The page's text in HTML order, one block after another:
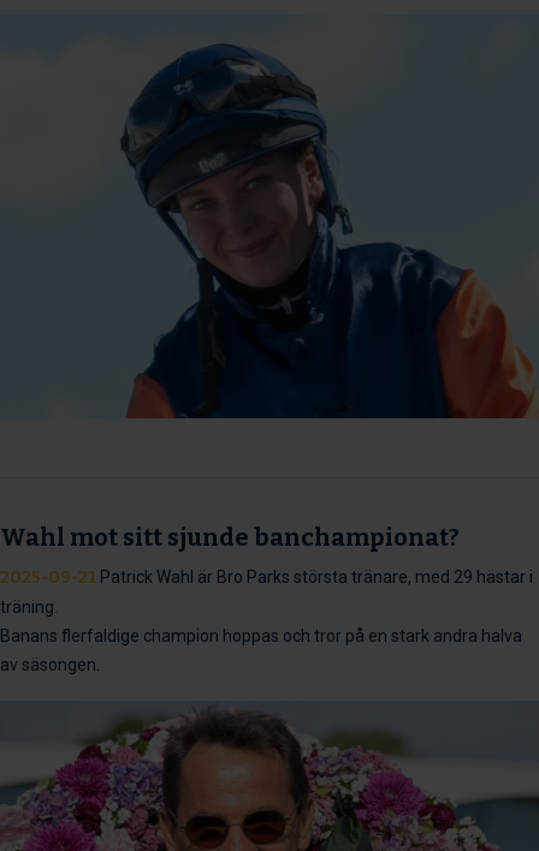
Wahl mot sitt sjunde banchampionat?
2025-09-21 Patrick Wahl är Bro Parks största tränare, med 29 hästar i
träning.
Banans flerfaldige champion hoppas och tror på en stark andra halva
av säsongen.